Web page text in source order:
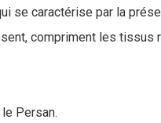
se caractérise par la
compriment les tissus
Persan.